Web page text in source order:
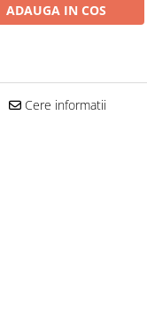
ADAUGA IN COS
Cere informatii